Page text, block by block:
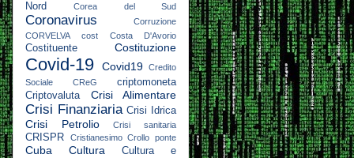
Nord
Corea del Sud
Coronavirus
Corruzione
CORVELVA
cost Costa D'Avorio
Costituente Costituzione
Covid-19 Covid19
Credito
Sociale
CReG
criptomoneta
Criptovaluta
Crisi Alimentare
Crisi Finanziaria Crisi Idrica
Crisi Petrolio Crisi sanitaria
CRISPR Cristianesimo Crollo ponte
Cuba Cultura
Cultura e